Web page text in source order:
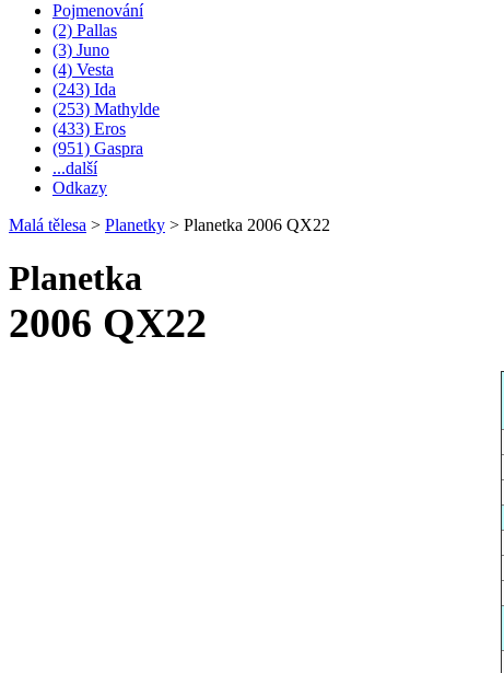
Pojmenování
(2) Pallas
(3) Juno
(4) Vesta
(243) Ida
(253) Mathylde
(433) Eros
(951) Gaspra
...další
Odkazy
Malá tělesa > Planetky > Planetka 2006 QX22
Planetka
2006 QX22